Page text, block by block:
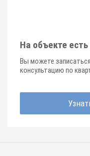
На объекте
Вы можете
консультацию по